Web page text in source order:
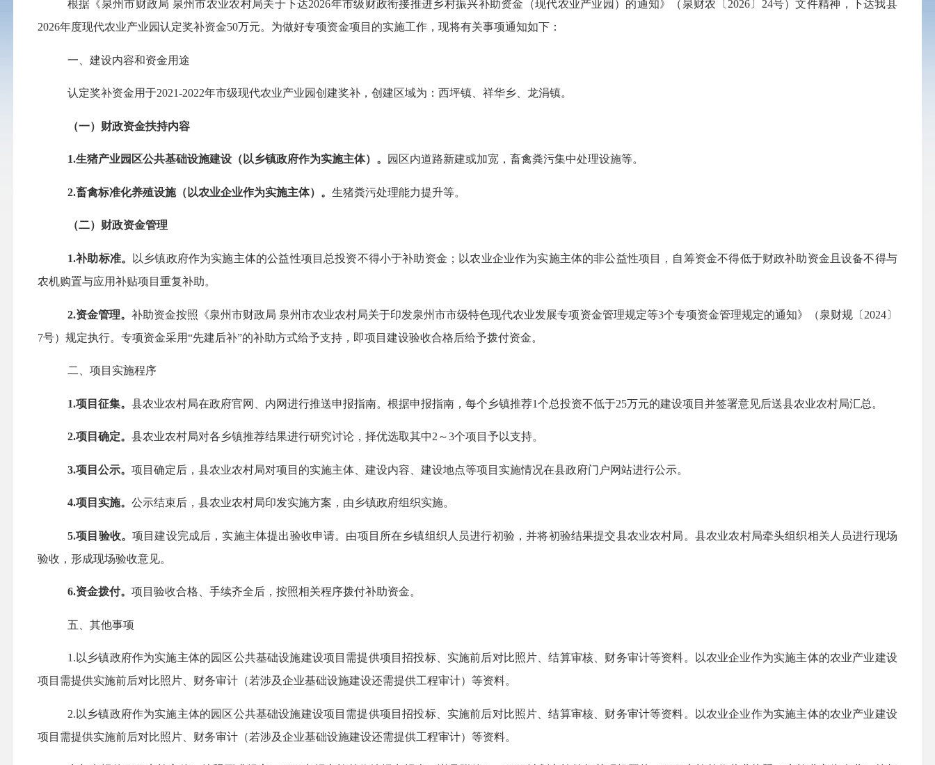
根据《泉州市财政局 泉州市农业农村局关于下达2026年市级财政衔接推进乡村振兴补助资金（现代农业产业园）的通知》（泉财农〔2026〕24号）文件精神，下达我县
2026年度现代农业产业园认定奖补资金50万元。为做好专项资金项目的实施工作，现将有关事项通知如下：
一、建设内容和资金用途
认定奖补资金用于2021-2022年市级现代农业产业园创建奖补，创建区域为：西坪镇、祥华乡、龙涓镇。
（一）财政资金扶持内容
1.生猪产业园区公共基础设施建设（以乡镇政府作为实施主体）。 园区内道路新建或加宽，畜禽粪污集中处理设施等。
2.畜禽标准化养殖设施（以农业企业作为实施主体）。生猪粪污处理能力提升等。
（二）财政资金管理
1.补助标准。 以乡镇政府作为实施主体的公益性项目 总投资不得小于补助资金； 以农业企业作为实施主体的非公益性项目，自筹资金不得低于财政补助资金且设备不得与
农机购置与应用补贴项目重复补助。
2.资金管理。补助资金按照《泉州市财政局 泉州市农业农村局关于印发泉州市市级特色现代农业发展专项资金管理规定等3个专项资金管理规定的通知》（泉财规〔 2024〕
7号）规定执行。专项资金采用“先建后补”的补助方式给予支持，即项目建设验收合格后给予拨付资金。
二、项目实施程序
1.项目征集。县农业农村局在政府官网、内网进行推送申报指南。根据申报指南，每个乡镇推荐1个总投资不低于25万元的建设项目并签署意见后送县农业农村局汇总 。
2.项目确定。县农业农村局对各乡镇推荐结果进行研究讨论，择优选取其中2～3个项目予以支持。
3.项目公示。项目确定后，县农业农村局对项目的实施主体、建设内容、建设地点等项目实施情况在县政府门户网站进行公示。
4.项目实施。公示结束后，县农业农村局印发实施方案， 由乡镇政府组织实施。
5.项目验收。项目建设完成后，实施主体提出验收申请。 由项目所在乡镇组织人员进行初验，并将初验结果提交县农业农村局 。县农业农村局牵头组织相关人员进行现场
验收，形成现场验收意见。
6.资金拨付。项目验收合格、手续齐全后，按照相关程序拨付补助资金。
五、其他事项
1. 以乡镇政府作为实施主体的园区公共基础设施建设项目需提供项目招投标、实施前后对比照片、结算审核、财务审计等资料。以农业企业作为实施主体的农业产业建设
项目需提供实施前后对比照片、财务审计（若涉及企业基础设施建设还需提供工程审计）等资料。
2.以乡镇政府作为实施主体的园区公共基础设施建设项目需提供项目招投标、实施前后对比照片、结算审核、财务审计等资料。以农业企业作为实施主体的农业产业建设
项目需提供实施前后对比照片、财务审计（若涉及企业基础设施建设还需提供工程审计）等资料。